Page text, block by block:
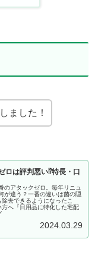
ました！
ロは評判悪い⁉特長・口
のアタックゼロ。毎年リニュ
が違う？一番の違いは菌の隠
去できるようになったこ
へ『日用品に特化した宅配
2024.03.29